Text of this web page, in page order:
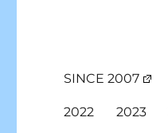
SINCE 2007
2022 2023